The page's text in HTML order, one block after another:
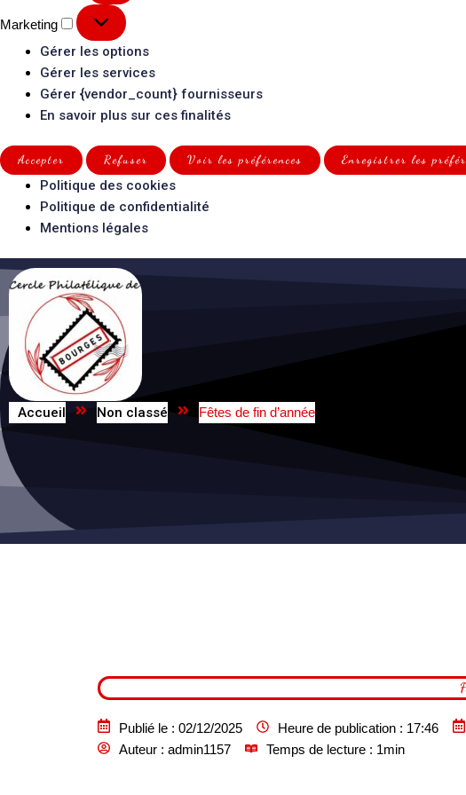
Marketing
Gérer les options
Gérer les services
Gérer {vendor_count} fournisseurs
En savoir plus sur ces finalités
Accepter Refuser Voir les préférences Enregistrer les
Politique des cookies
Politique de confidentialité
Mentions légales
Aller au
contenu
principal
Accueil Non classé Fêtes de fin d’année
Publié le : 02/12/2025 Heure de publication : 17:46
Auteur : admin1157 Temps de lecture : 1min